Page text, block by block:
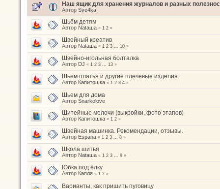
Наш ящик для хранения журналов и разных
Автор Sve4ka
Шьём детям
Автор Nataшa « 1 2 »
Швейный креатив
Автор Nataшa « 1 2 3 ... 10 »
Швейно-игольная болталка
Автор DJ « 1 2 3 ... 13 »
Шьем платья и другие плечевые изделия
Автор Капитошка « 1 2 3 4 »
Шьем для дома
Автор Snarkolove
Шитейные мелочи (выкройки, фото этапов)
Автор Капитошка « 1 2 »
Швейная машинка. Рекомендации, отзывы.
Автор Espana « 1 2 3 ... 8 »
Школа шитья
Автор Nataшa « 1 2 3 ... 9 »
Юбка под ёлку
Автор Капля « 1 2 »
Варианты, как пришить пуговицу